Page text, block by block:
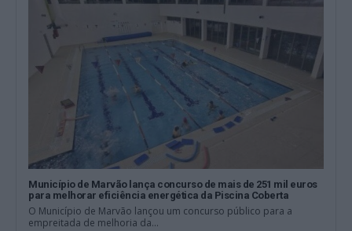
Município de Marvão lança concurso de mais de 251 mil euros
para melhorar eficiência energética da Piscina Coberta
O Município de Marvão lançou um concurso público para a
empreitada de melhoria da...